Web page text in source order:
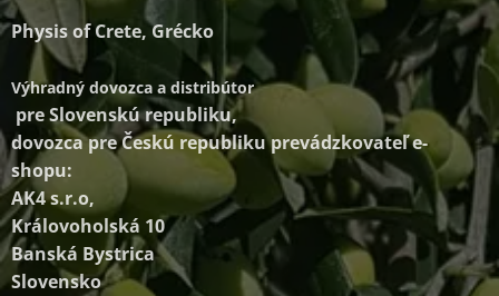
Physis of Crete, Grécko
Výhradný dovozca a distribútor
pre Slovenskú republiku,
dovozca pre Českú republiku prevádzkovateľ e-
shopu:
AK4 s.r.o,
Královoholská 10
Banská Bystrica
Slovensko